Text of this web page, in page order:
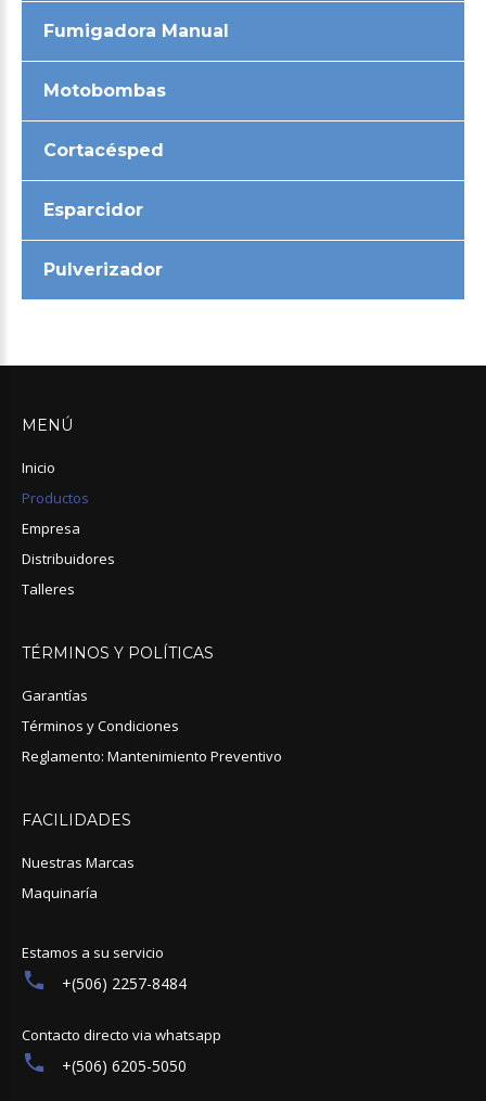
Fumigadora Manual
Motobombas
Cortacésped
Esparcidor
Pulverizador
MENÚ
Inicio
Productos
Empresa
Distribuidores
Talleres
TÉRMINOS Y POLÍTICAS
Garantías
Términos y Condiciones
Reglamento: Mantenimiento Preventivo
FACILIDADES
Nuestras Marcas
Maquinaría
Estamos a su servicio
+(506) 2257-8484
Contacto directo via whatsapp
+(506) 6205-5050